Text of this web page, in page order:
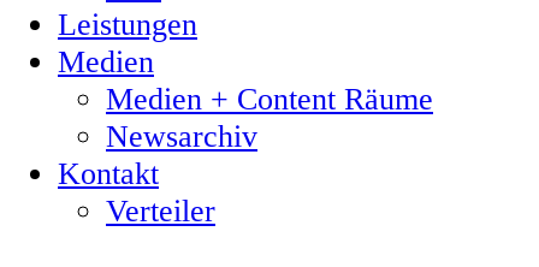
Leistungen
Medien
Medien + Content Räume
Newsarchiv
Kontakt
Verteiler